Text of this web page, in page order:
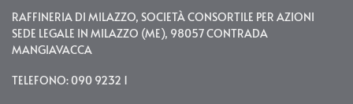
RAFFINERIA DI MILAZZO, SOCIETÀ CONSORTILE PER AZIONI
SEDE LEGALE IN MILAZZO (ME), 98057 CONTRADA
MANGIAVACCA
TELEFONO: 090 9232 1